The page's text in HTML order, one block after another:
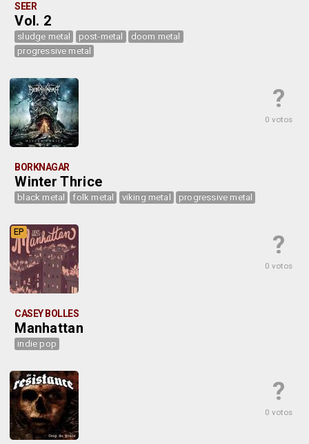
SEER
Vol. 2
sludge metal post-metal
doom metal
progressive metal
?
0 votos
BORKNAGAR
Winter Thrice
black metal folk metal viking metal progressive metal
?
0 votos
EP
CASEY BOLLES
Manhattan
indie pop
?
0 votos